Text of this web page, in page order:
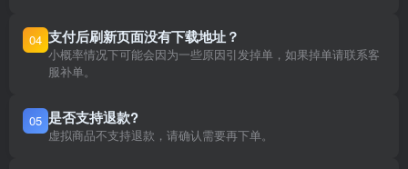
04 支付后刷新页面没有下载地址？
小概率情况下可能会因为一些原因引发掉单，如果掉单请联系客
服补单。
05 是否支持退款?
虚拟商品不支持退款，请确认需要再下单。